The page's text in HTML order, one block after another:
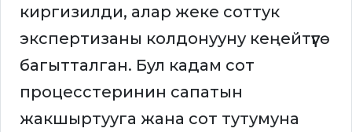
киргизилди, алар жеке соттук
экспертизаны колдонууну кеңейтүүгө
багытталган. Бул кадам сот
процесстеринин сапатын
жакшыртууга жана сот тутумуна